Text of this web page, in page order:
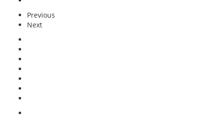
Previous
Next